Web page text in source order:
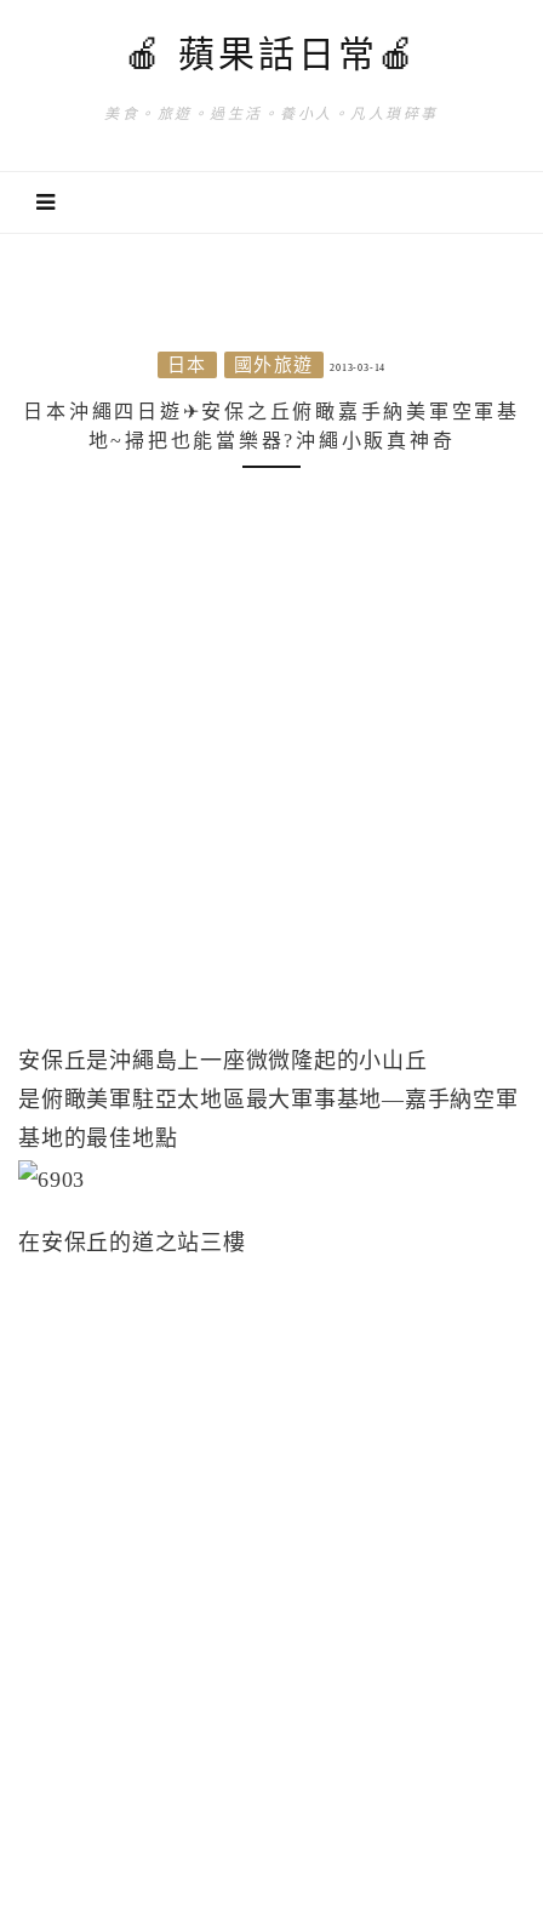
🍎 蘋果話日常🍎
美食。旅遊。過生活。養小人。凡人瑣碎事
日本 國外旅遊 2013-03-14
日本沖繩四日遊✈安保之丘俯瞰嘉手納美軍空軍基
地~掃把也能當樂器?沖繩小販真神奇
安保丘是沖繩島上一座微微隆起的小山丘
是俯瞰美軍駐亞太地區最大軍事基地—嘉手納空軍
基地的最佳地點
在安保丘的道之站三樓